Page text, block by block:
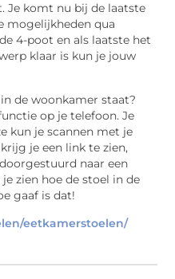
Je komt nu bij de laatste
mogelijkheden qua
4-poot en als laatste het
klaar is kun je jouw
de woonkamer staat?
op je telefoon. Je
kun je scannen met je
je een link te zien,
naar een
zien hoe de stoel in de
gaaf is dat!
eetkamerstoelen/